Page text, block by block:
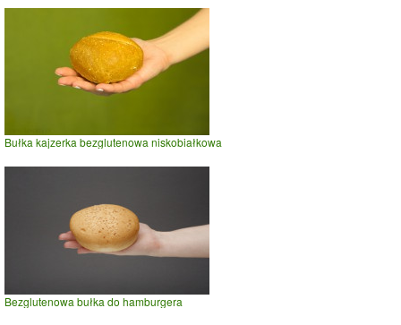
Bułka kajzerka bezglutenowa niskobiałkowa
Bezglutenowa bułka do hamburgera